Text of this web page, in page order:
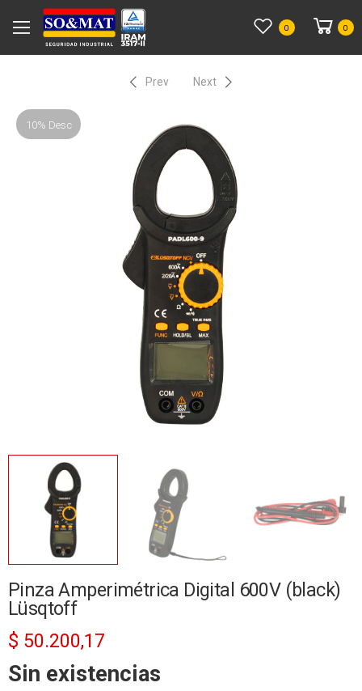
0 0
Prev Next
10% Desc
Pinza Amperimétrica Digital 600V (black)
Lüsqtoff
$ 50.200,17
Sin existencias